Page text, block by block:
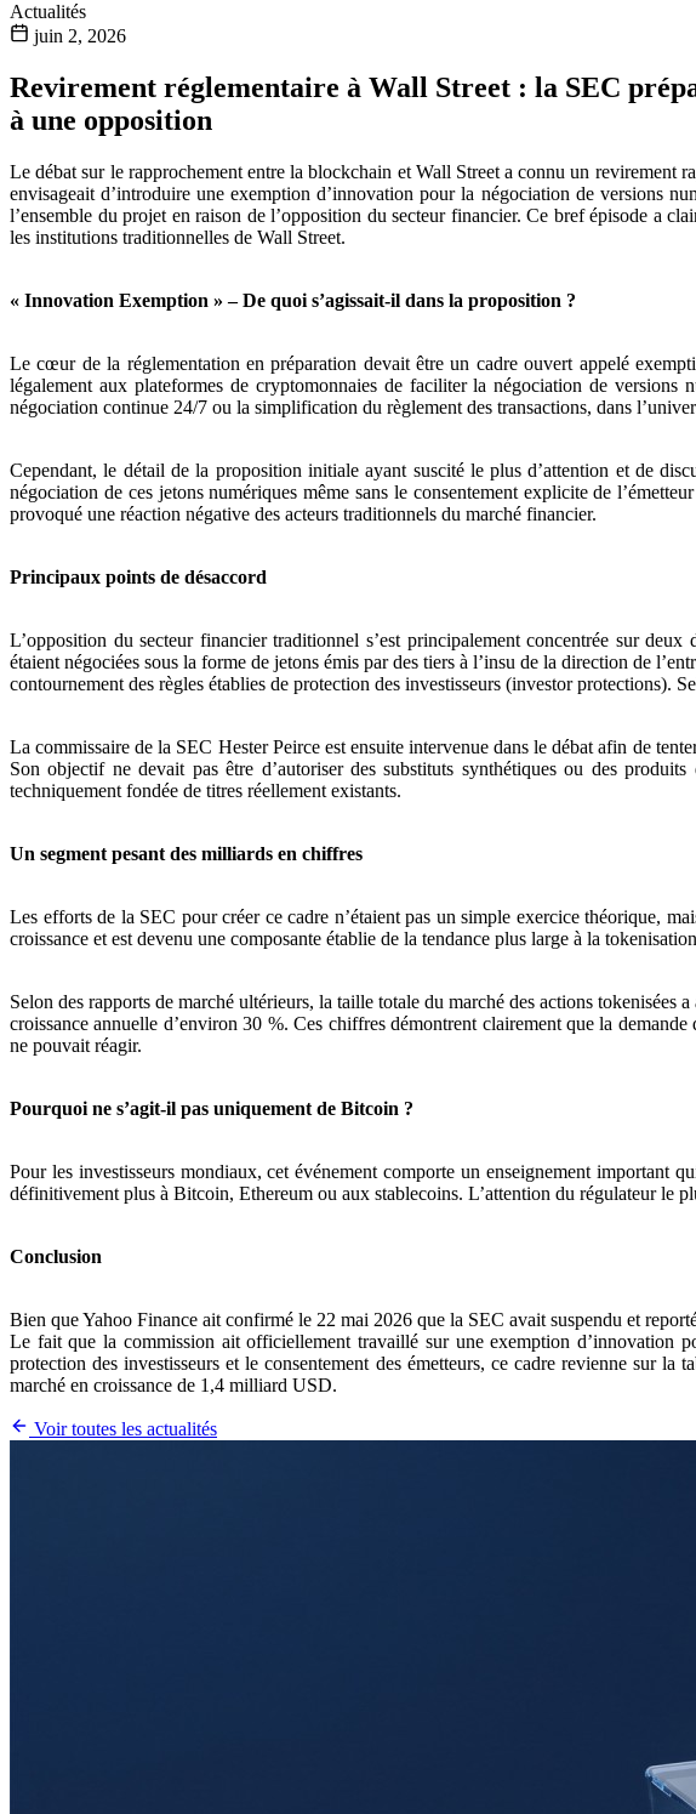
Actualités
juin 2, 2026
Revirement réglementaire à Wall Street : la SEC
à une opposition
Le débat sur le rapprochement entre la blockchain et Wall Street a connu un
envisageait d’introduire une exemption d’innovation pour la négociation de versions
l’ensemble du projet en raison de l’opposition du secteur financier. Ce bref épisode a
les institutions traditionnelles de Wall Street.
« Innovation Exemption » – De quoi s’agissait-il dans la proposition ?
Le cœur de la réglementation en préparation devait être un cadre ouvert appelé
légalement aux plateformes de cryptomonnaies de faciliter la négociation de versions
négociation continue 24/7 ou la simplification du règlement des transactions, dans
Cependant, le détail de la proposition initiale ayant suscité le plus d’attention et de
négociation de ces jetons numériques même sans le consentement explicite de
provoqué une réaction négative des acteurs traditionnels du marché financier.
Principaux points de désaccord
L’opposition du secteur financier traditionnel s’est principalement concentrée sur
étaient négociées sous la forme de jetons émis par des tiers à l’insu de la direction de
contournement des règles établies de protection des investisseurs (investor protections).
La commissaire de la SEC Hester Peirce est ensuite intervenue dans le débat afin de
Son objectif ne devait pas être d’autoriser des substituts synthétiques ou des
techniquement fondée de titres réellement existants.
Un segment pesant des milliards en chiffres
Les efforts de la SEC pour créer ce cadre n’étaient pas un simple exercice théorique,
croissance et est devenu une composante établie de la tendance plus large à la
Selon des rapports de marché ultérieurs, la taille totale du marché des actions
croissance annuelle d’environ 30 %. Ces chiffres démontrent clairement que la
ne pouvait réagir.
Pourquoi ne s’agit-il pas uniquement de Bitcoin ?
Pour les investisseurs mondiaux, cet événement comporte un enseignement important
définitivement plus à Bitcoin, Ethereum ou aux stablecoins. L’attention du régulateur le
Conclusion
Bien que Yahoo Finance ait confirmé le 22 mai 2026 que la SEC avait suspendu et
Le fait que la commission ait officiellement travaillé sur une exemption d’innovation
protection des investisseurs et le consentement des émetteurs, ce cadre revienne sur
marché en croissance de 1,4 milliard USD.
Voir toutes les actualités